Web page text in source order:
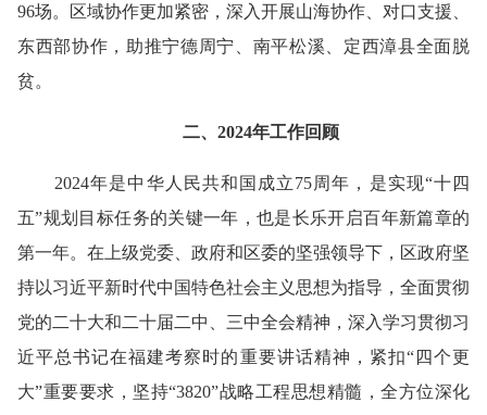
96场。区域协作更加紧密，深入开展山海协作、对口支援、
东西部协作，助推宁德周宁、南平松溪、定西漳县全面脱
贫。
二、2024年工作回顾
2024年是中华人民共和国成立75周年，是实现“十四
五”规划目标任务的关键一年，也是长乐开启百年新篇章的
第一年。在上级党委、政府和区委的坚强领导下，区政府坚
持以习近平新时代中国特色社会主义思想为指导，全面贯彻
党的二十大和二十届二中、三中全会精神，深入学习贯彻习
近平总书记在福建考察时的重要讲话精神，紧扣“四个更
大”重要要求，坚持“3820”战略工程思想精髓，全方位深化